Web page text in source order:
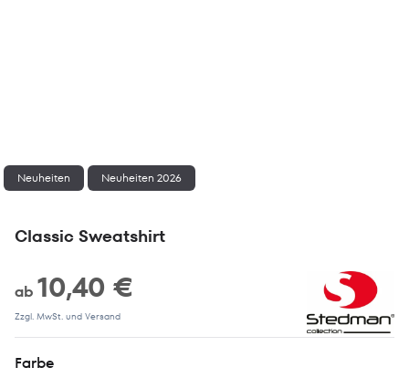
Neuheiten Neuheiten 2026
Classic Sweatshirt
ab 10,40 €
Zzgl. MwSt. und Versand
Farbe